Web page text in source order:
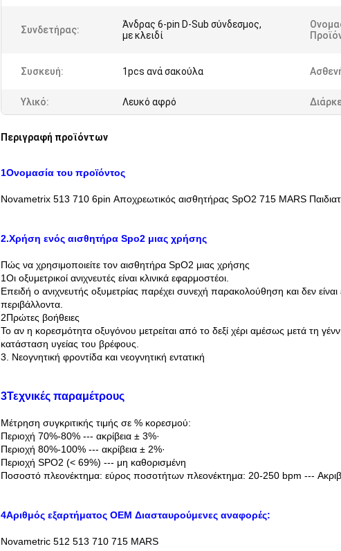
Συνδετήρας:
Άνδρας 6-pin D-Sub σύνδεσμος,
με κλειδί
Συσκευή: 1pcs ανά σακούλα
Υλικό: Λευκό αφρό
Περιγραφή προϊόντων
1Ονομασία του προϊόντος
Novametrix 513 710 6pin Αποχρεωτικός αισθητήρας SpO2 715 MARS
2.Χρήση ενός αισθητήρα Spo2 μιας χρήσης
Πώς να χρησιμοποιείτε τον αισθητήρα SpO2 μιας χρήσης
1Οι οξυμετρικοί ανιχνευτές είναι κλινικά εφαρμοστέοι.
Επειδή ο ανιχνευτής οξυμετρίας παρέχει συνεχή παρακολούθηση και δεν είναι
περιβάλλοντα.
2Πρώτες βοήθειες
Το αν η κορεσμότητα οξυγόνου μετρείται από το δεξί χέρι αμέσως μετά τη
κατάσταση υγείας του βρέφους.
3. Νεογνητική φροντίδα και νεογνητική εντατική
3Τεχνικές παραμέτρους
Μέτρηση συγκριτικής τιμής σε % κορεσμού:
Περιοχή 70%-80% --- ακρίβεια ± 3%·
Περιοχή 80%-100% --- ακρίβεια ± 2%·
Περιοχή SPO2 (< 69%) --- μη καθορισμένη
Ποσοστό πλεονέκτημα: εύρος ποσοτήτων πλεονέκτημα: 20-250 bpm ---
4Αριθμός εξαρτήματος OEM Διασταυρούμενες αναφορές:
Novametric 512 513 710 715 MARS